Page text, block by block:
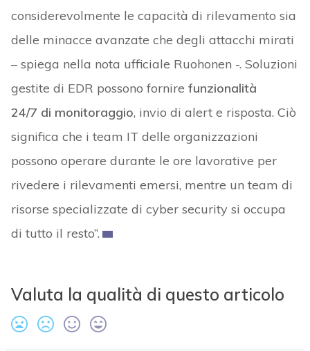
considerevolmente le capacità di rilevamento sia
delle minacce avanzate che degli attacchi mirati
– spiega nella nota ufficiale Ruohonen -. Soluzioni
gestite di EDR possono fornire funzionalità
24/7 di monitoraggio, invio di alert e risposta. Ciò
significa che i team IT delle organizzazioni
possono operare durante le ore lavorative per
rivedere i rilevamenti emersi, mentre un team di
risorse specializzate di cyber security si occupa
di tutto il resto”.
Valuta la qualità di questo articolo